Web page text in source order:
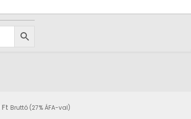
Ft Bruttó (27% ÁFA-val)